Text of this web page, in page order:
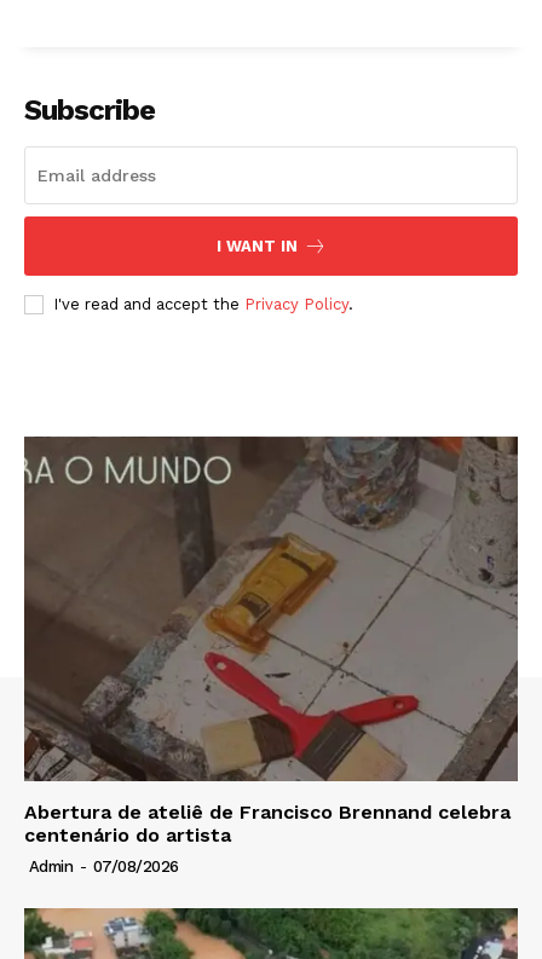
Subscribe
I WANT IN
I've read and accept the Privacy Policy.
Abertura de ateliê de Francisco Brennand celebra
centenário do artista
Admin - 07/08/2026